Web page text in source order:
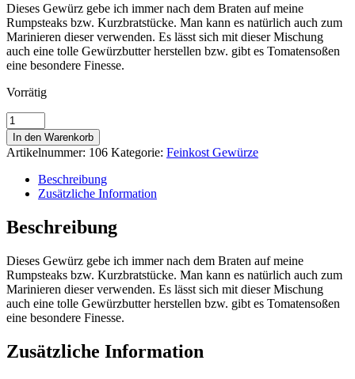
Dieses Gewürz gebe ich immer nach dem Braten auf meine
Rumpsteaks bzw. Kurzbratstücke. Man kann es natürlich auch zum
Marinieren dieser verwenden. Es lässt sich mit dieser Mischung
auch eine tolle Gewürzbutter herstellen bzw. gibt es Tomatensoßen
eine besondere Finesse.
Vorrätig
Steak
und
Grill
Gewürzmischung
Menge
In den Warenkorb
Artikelnummer: 106 Kategorie: Feinkost Gewürze
Beschreibung
Zusätzliche Information
Beschreibung
Dieses Gewürz gebe ich immer nach dem Braten auf meine
Rumpsteaks bzw. Kurzbratstücke. Man kann es natürlich auch zum
Marinieren dieser verwenden. Es lässt sich mit dieser Mischung
auch eine tolle Gewürzbutter herstellen bzw. gibt es Tomatensoßen
eine besondere Finesse.
Zusätzliche Information